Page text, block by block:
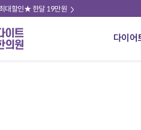
대할인★ 한달 19만원
다이어